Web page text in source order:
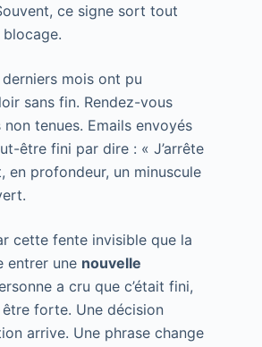
ce signe sort tout
blocage.
mois ont pu
sans fin. Rendez-vous
tenues. Emails envoyés
être fini par dire : « J’arrête
en profondeur, un minuscule
cette fente invisible que la
entrer une nouvelle
a cru que c’était fini,
forte. Une décision
arrive. Une phrase change